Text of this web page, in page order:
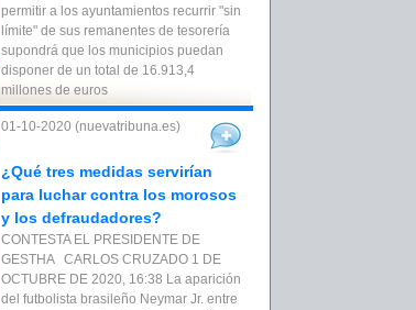
permitir a los ayuntamientos recurrir "sin
límite" de sus remanentes de tesorería
supondrá que los municipios puedan
disponer de un total de 16.913,4
millones de euros
01-10-2020 (nuevatribuna.es)
¿Qué tres medidas servirían
para luchar contra los morosos
y los defraudadores?
CONTESTA EL PRESIDENTE DE
GESTHA CARLOS CRUZADO 1 DE
OCTUBRE DE 2020, 16:38 La aparición
del futbolista brasileño Neymar Jr. entre